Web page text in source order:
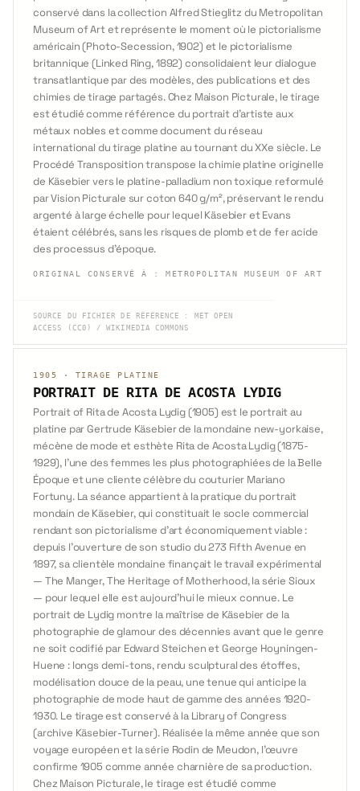
conservé dans la collection Alfred Stieglitz du Metropolitan
Museum of Art et représente le moment où le pictorialisme
américain (Photo-Secession, 1902) et le pictorialisme
britannique (Linked Ring, 1892) consolidaient leur dialogue
transatlantique par des modèles, des publications et des
chimies de tirage partagés. Chez Maison Picturale, le tirage
est étudié comme référence du portrait d'artiste aux
métaux nobles et comme document du réseau
international du tirage platine au tournant du XXe siècle. Le
Procédé Transposition transpose la chimie platine originelle
de Käsebier vers le platine-palladium non toxique reformulé
par Vision Picturale sur coton 640 g/m², préservant le rendu
argenté à large échelle pour lequel Käsebier et Evans
étaient célébrés, sans les risques de plomb et de fer acide
des processus d'époque.
ORIGINAL CONSERVÉ À : METROPOLITAN MUSEUM OF ART
SOURCE DU FICHIER DE RÉFÉRENCE :
MET OPEN
ACCESS (CC0) / WIKIMEDIA COMMONS
1905 · TIRAGE PLATINE
PORTRAIT DE RITA DE ACOSTA LYDIG
Portrait of Rita de Acosta Lydig (1905) est le portrait au
platine par Gertrude Käsebier de la mondaine new-yorkaise,
mécène de mode et esthète Rita de Acosta Lydig (1875-
1929), l'une des femmes les plus photographiées de la Belle
Époque et une cliente célèbre du couturier Mariano
Fortuny. La séance appartient à la pratique du portrait
mondain de Käsebier, qui constituait le socle commercial
rendant son pictorialisme d'art économiquement viable :
depuis l'ouverture de son studio du 273 Fifth Avenue en
1897, sa clientèle mondaine finançait le travail expérimental
— The Manger, The Heritage of Motherhood, la série Sioux
— pour lequel elle est aujourd'hui le mieux connue. Le
portrait de Lydig montre la maîtrise de Käsebier de la
photographie de glamour des décennies avant que le genre
ne soit codifié par Edward Steichen et George Hoyningen-
Huene : longs demi-tons, rendu sculptural des étoffes,
modélisation douce de la peau, une tenue qui anticipe la
photographie de mode haut de gamme des années 1920-
1930. Le tirage est conservé à la Library of Congress
(archive Käsebier-Turner). Réalisée la même année que son
voyage européen et la série Rodin de Meudon, l'œuvre
confirme 1905 comme année charnière de sa production.
Chez Maison Picturale, le tirage est étudié comme